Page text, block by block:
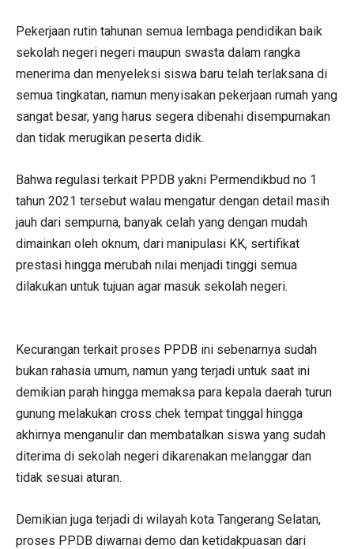
Pekerjaan rutin tahunan semua lembaga pendidikan baik
sekolah negeri negeri maupun swasta dalam rangka
menerima dan menyeleksi siswa baru telah terlaksana di
semua tingkatan, namun menyisakan pekerjaan rumah yang
sangat besar, yang harus segera dibenahi disempurnakan
dan tidak merugikan peserta didik.
Bahwa regulasi terkait PPDB yakni Permendikbud no 1
tahun 2021 tersebut walau mengatur dengan detail masih
jauh dari sempurna, banyak celah yang dengan mudah
dimainkan oleh oknum, dari manipulasi KK, sertifikat
prestasi hingga merubah nilai menjadi tinggi semua
dilakukan untuk tujuan agar masuk sekolah negeri.
Kecurangan terkait proses PPDB ini sebenarnya sudah
bukan rahasia umum, namun yang terjadi untuk saat ini
demikian parah hingga memaksa para kepala daerah turun
gunung melakukan cross chek tempat tinggal hingga
akhirnya menganulir dan membatalkan siswa yang sudah
diterima di sekolah negeri dikarenakan melanggar dan
tidak sesuai aturan.
Demikian juga terjadi di wilayah kota Tangerang Selatan,
proses PPDB diwarnai demo dan ketidakpuasan dari